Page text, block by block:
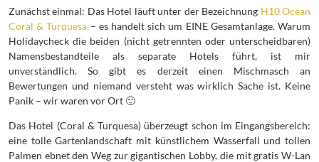
Zunächst einmal: Das Hotel läuft unter der Bezeichnung H10 Ocean
Coral & Turquesa – es handelt sich um EINE Gesamtanlage. Warum
Holidaycheck die beiden (nicht getrennten oder unterscheidbaren)
Namensbestandteile als separate Hotels führt, ist mir
unverständlich. So gibt es derzeit einen Mischmasch an
Bewertungen und niemand versteht was wirklich Sache ist. Keine
Panik – wir waren vor Ort 🙂
Das Hotel (Coral & Turquesa) überzeugt schon im Eingangsbereich:
eine tolle Gartenlandschaft mit künstlichem Wasserfall und tollen
Palmen ebnet den Weg zur gigantischen Lobby, die mit gratis W-Lan